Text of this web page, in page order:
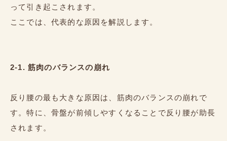
って引き起こされます。
ここでは、代表的な原因を解説します。
2-1. 筋肉のバランスの崩れ
反り腰の最も大きな原因は、筋肉のバランスの崩れで
す。特に、骨盤が前傾しやすくなることで反り腰が助長
されます。